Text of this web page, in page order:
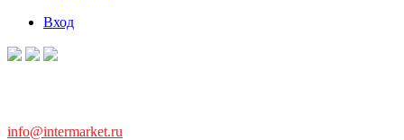
Вход
info@intermarket.ru